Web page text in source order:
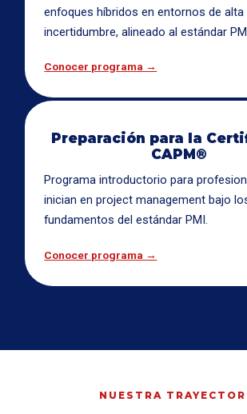
enfoques híbridos en entornos de alta
incertidumbre, alineado al estándar
Conocer programa →
Preparación para la
CAPM®
Programa introductorio para
inician en project management bajo
fundamentos del estándar PMI.
Conocer programa →
NUESTRA